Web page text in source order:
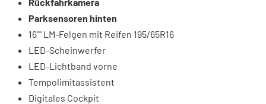
Parksensoren hinten
16"" LM-Felgen mit Reifen 195/65R16
LED-Scheinwerfer
LED-Lichtband vorne
Tempolimitassistent
Digitales Cockpit